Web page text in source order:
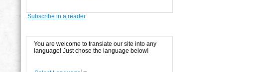
Subscribe in a reader
You are welcome to translate our site into any
language! Just chose the language below!